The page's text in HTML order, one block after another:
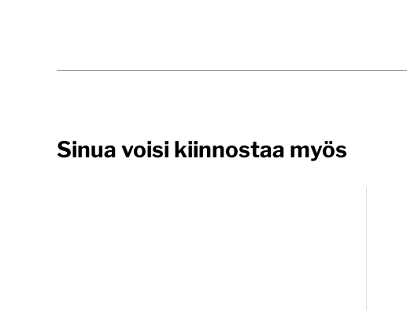
Sinua voisi kiinnostaa myös